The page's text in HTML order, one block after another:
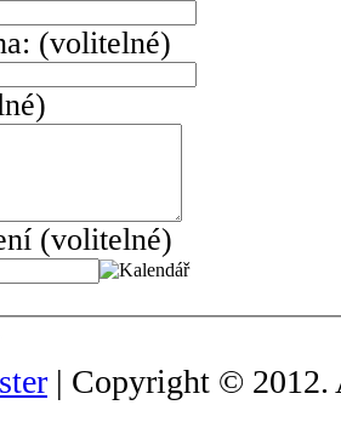
(volitelné)
(volitelné)
| Copyright © 2012.